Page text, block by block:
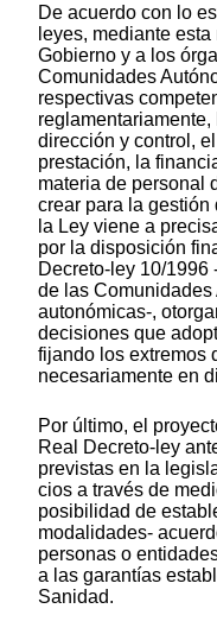
De acuerdo con lo
leyes, mediante
Gobierno y a los
Comunidades
respectivas
dirección y control,
prestación, la
materia de personal
crear para la gestión
la Ley viene a
por la disposición
Decreto-ley 10/1996
de las
autonómicas-,
decisiones que
fijando los extremos
necesariamente en
Por último, el
Real Decreto-ley
previstas en la
cios a través de
posibilidad de
modalidades-
personas o
a las garantías
Sanidad.